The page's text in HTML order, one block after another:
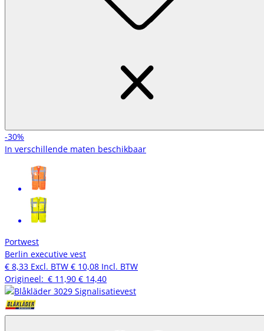
-30%
In verschillende maten beschikbaar
Portwest
Berlin executive vest
€ 8,33 Excl. BTW € 10,08 Incl. BTW
Origineel: € 11,90 € 14,40